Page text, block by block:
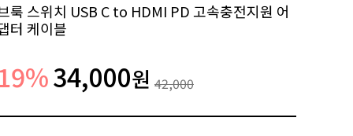
룩 스위치 USB C to HDMI PD 고속충전지원 어
터 케이블
%34,000원 42,000